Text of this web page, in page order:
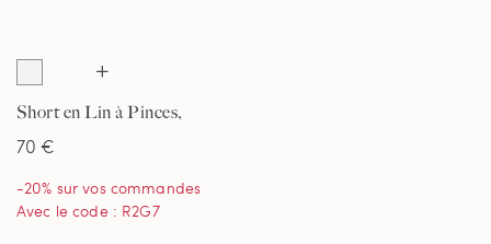
Short en Lin à Pinces,
70 €
-20% sur vos commandes
Avec le code : R2G7